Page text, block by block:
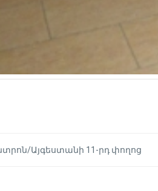
Այգեստանի 11-րդ փողոց